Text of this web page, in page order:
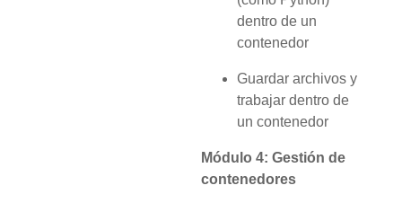
dentro de un
contenedor
Guardar archivos y
trabajar dentro de
un contenedor
Módulo 4: Gestión de
contenedores